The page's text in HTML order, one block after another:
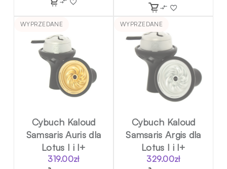
WYPRZEDANE
Cybuch Kaloud
Samsaris Auris dla
Lotus I i I+
319.00zł
WYPRZEDANE
Cybuch Kaloud
Samsaris Argis dla
Lotus I i I+
329.00zł